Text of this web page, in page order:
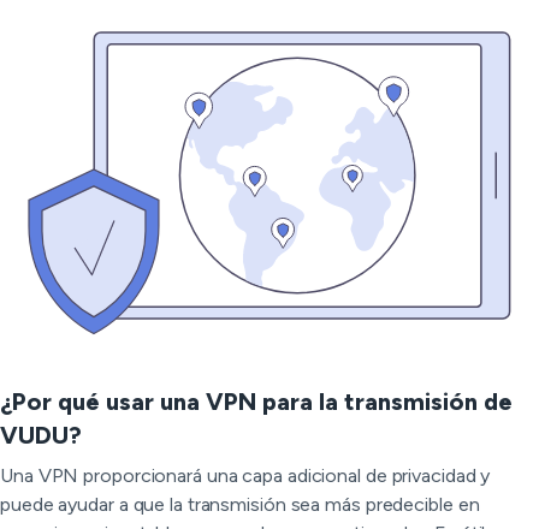
¿Por qué usar una VPN para la transmisión de
VUDU?
Una VPN proporcionará una capa adicional de privacidad y
puede ayudar a que la transmisión sea más predecible en